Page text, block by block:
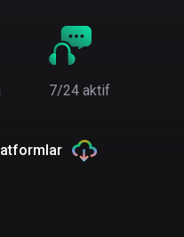
7/24 aktif